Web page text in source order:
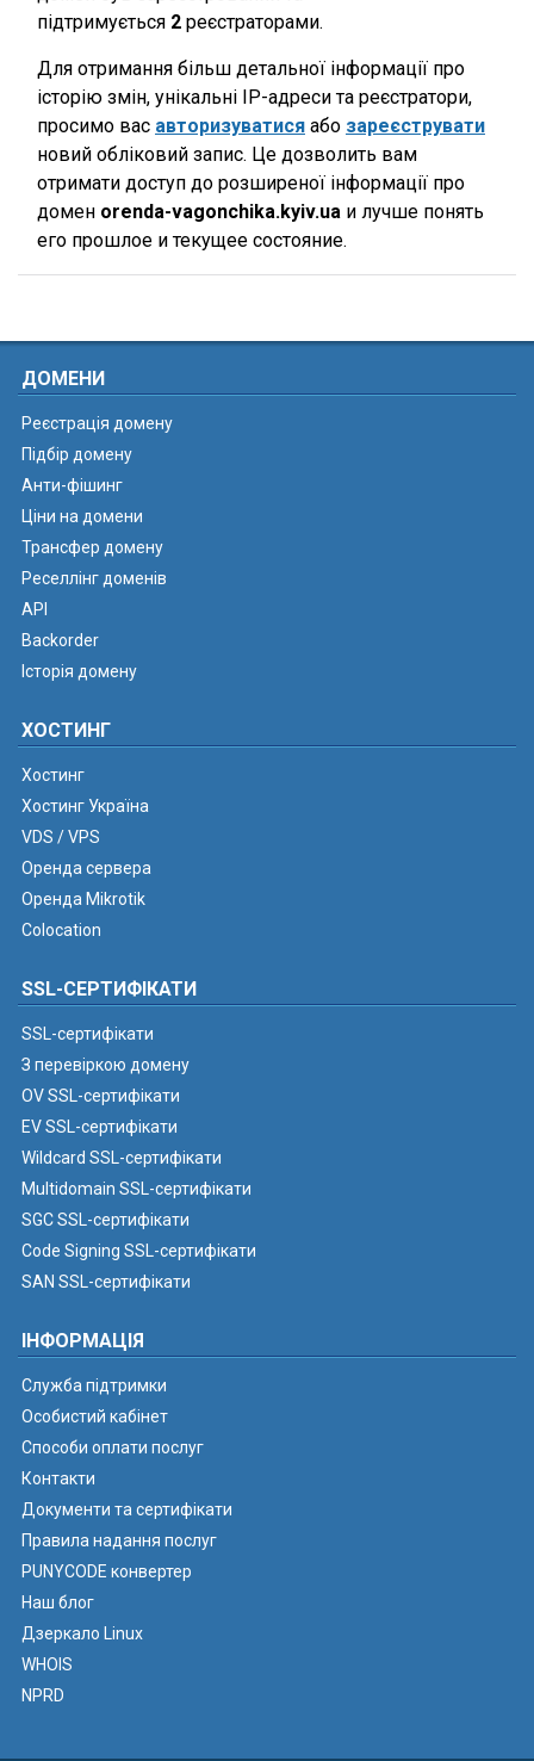
підтримується 2 реєстраторами.
Для отримання більш детальної інформації про
історію змін, унікальні IP-адреси та реєстратори,
просимо вас авторизуватися або зареєструвати
новий обліковий запис. Це дозволить вам
отримати доступ до розширеної інформації про
домен orenda-vagonchika.kyiv.ua и лучше понять
его прошлое и текущее состояние.
ДОМЕНИ
Реєстрація домену
Підбір домену
Анти-фішинг
Ціни на домени
Трансфер домену
Реселлінг доменів
API
Backorder
Історія домену
ХОСТИНГ
Хостинг
Хостинг Україна
VDS / VPS
Оренда сервера
Оренда Mikrotik
Colocation
SSL-СЕРТИФІКАТИ
SSL-сертифікати
З перевіркою домену
OV SSL-сертифікати
EV SSL-сертифікати
Wildcard SSL-сертифікати
Multidomain SSL-сертифікати
SGC SSL-сертифікати
Code Signing SSL-сертифікати
SAN SSL-сертифікати
ІНФОРМАЦІЯ
Служба підтримки
Особистий кабінет
Способи оплати послуг
Контакти
Документи та сертифікати
Правила надання послуг
PUNYCODE конвертер
Наш блог
Дзеркало Linux
WHOIS
NPRD